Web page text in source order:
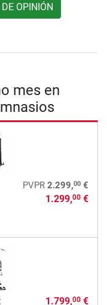
OPINIÓN
mes en
PVPR 2.299,00€
1.299,00€
1.799,00€